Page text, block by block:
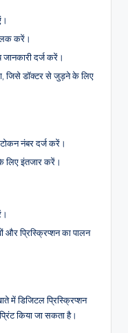
करें।
दर्ज करें।
जिसे डॉक्टर से जुड़ने के लिए
नंबर दर्ज करें।
लिए इंतजार करें।
और प्रिस्क्रिप्शन का पालन
में डिजिटल प्रिस्क्रिप्शन
किया जा सकता है।